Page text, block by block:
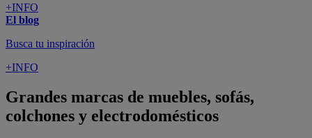
+INFO
El blog
Busca tu inspiración
+INFO
Grandes marcas de muebles, sofás,
colchones y electrodomésticos